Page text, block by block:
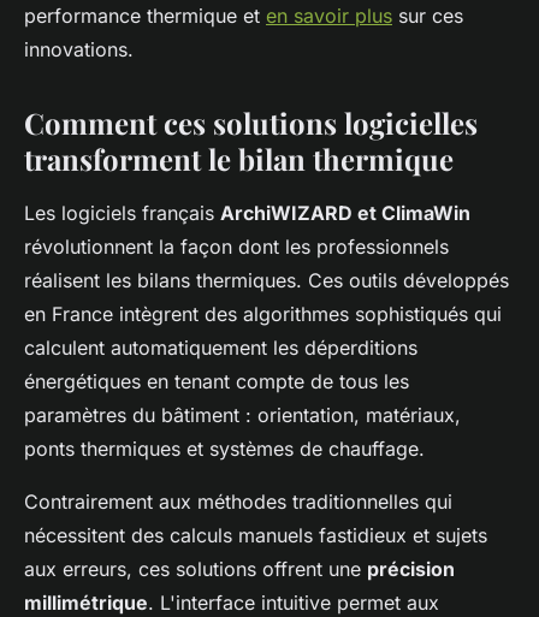
performance thermique et en savoir plus sur ces
innovations.
Comment ces solutions logicielles
transforment le bilan thermique
Les logiciels français ArchiWIZARD et ClimaWin
révolutionnent la façon dont les professionnels
réalisent les bilans thermiques. Ces outils développés
en France intègrent des algorithmes sophistiqués qui
calculent automatiquement les déperditions
énergétiques en tenant compte de tous les
paramètres du bâtiment : orientation, matériaux,
ponts thermiques et systèmes de chauffage.
Contrairement aux méthodes traditionnelles qui
nécessitent des calculs manuels fastidieux et sujets
aux erreurs, ces solutions offrent une précision
millimétrique. L'interface intuitive permet aux